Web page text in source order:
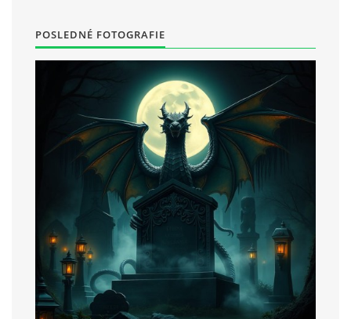
POSLEDNÉ FOTOGRAFIE